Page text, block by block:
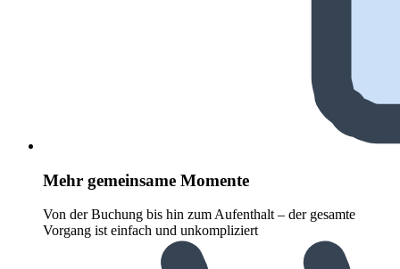
Mehr gemeinsame Momente
Von der Buchung bis hin zum Aufenthalt – der gesamte
Vorgang ist einfach und unkompliziert